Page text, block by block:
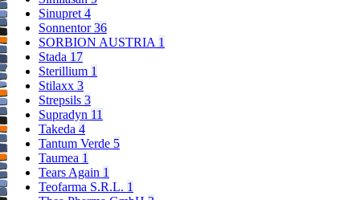
Sinupret 4
Sonnentor36
SORBION AUSTRIA 1
Stada 17
Sterillium 1
Stilaxx 3
Strepsils 3
Supradyn 11
Takeda 4
Tantum Verde 5
Taumea 1
Tears Again 1
Teofarma S.R.L. 1